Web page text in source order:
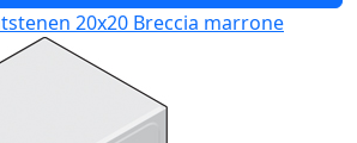
20x20 Breccia marrone